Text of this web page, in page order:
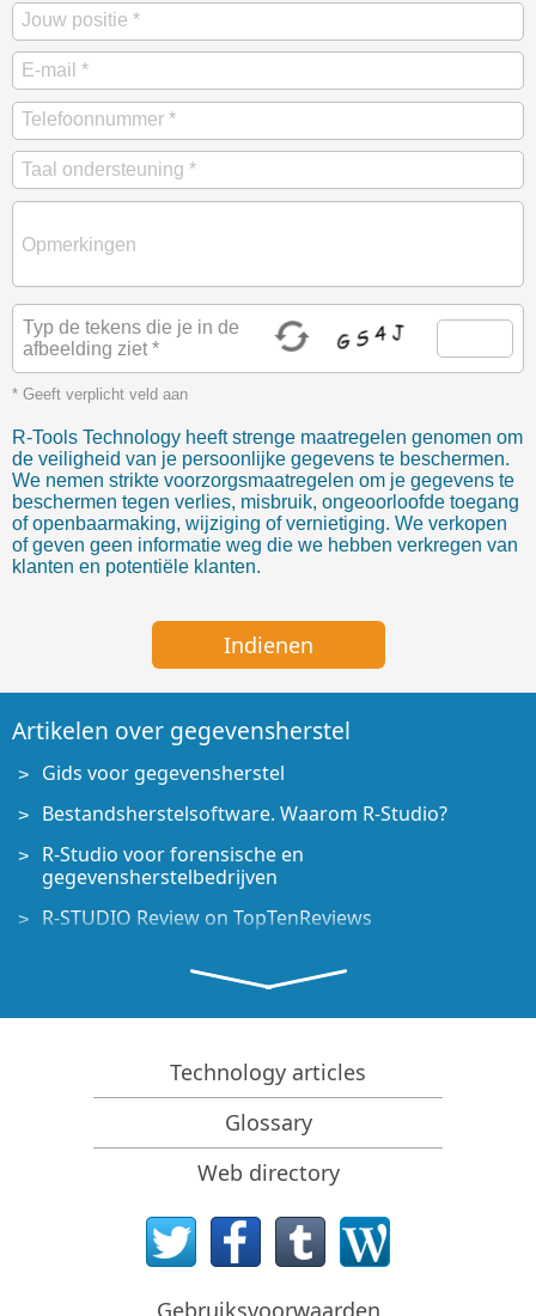
Typ de tekens die je in de
afbeelding ziet *
* Geeft verplicht veld aan
R-Tools Technology heeft strenge maatregelen genomen om
de veiligheid van je persoonlijke gegevens te beschermen.
We nemen strikte voorzorgsmaatregelen om je gegevens te
beschermen tegen verlies, misbruik, ongeoorloofde toegang
of openbaarmaking, wijziging of vernietiging. We verkopen
of geven geen informatie weg die we hebben verkregen van
klanten en potentiële klanten.
Artikelen over gegevensherstel
Gids voor gegevensherstel
Bestandsherstelsoftware. Waarom R-Studio?
R-Studio voor forensische en
gegevensherstelbedrijven
R-STUDIO Review on TopTenReviews
apparaten die de TRIM/UNMAP-opdracht
Het succes van veelvoorkomende gevallen van
gegevensherstel voorspellen
Herstel van overschreven gegevens
Emergency File Recovery Using R-Studio Emergency
RAID-herstelpresentatie
R-Studio: gegevensherstel vanaf een niet-functionele
Technology articles
Glossary
Web directory
Gebruiksvoorwaarden